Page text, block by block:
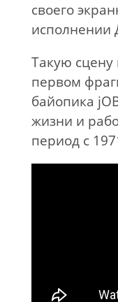
своего
исполнении
Такую
первом
байопика
жизни и
период с